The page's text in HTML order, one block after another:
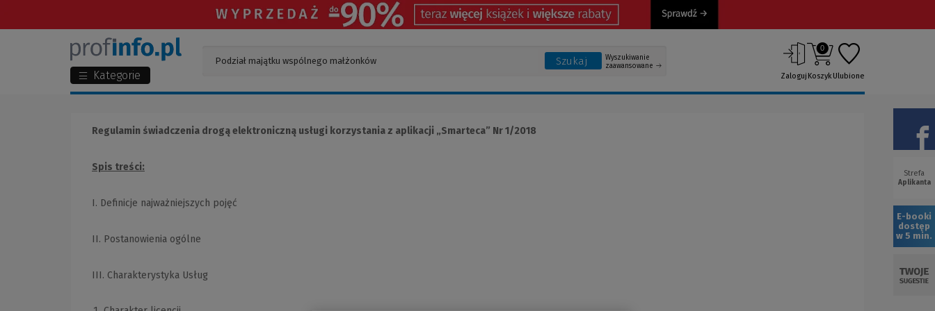
Kategorie
Szukaj
Wyszukiwanie
zaawansowane
Zaloguj
0
KoszykUlubione
Strefa
Aplikanta
E-booki
dostęp
w 5 min.
Regulamin świadczenia drogą elektroniczną usługi korzystania z aplikacji „Smarteca” Nr 1/2018
Spis treści:
I. Definicje najważniejszych pojęć
II. Postanowienia ogólne
III. Charakterystyka Usług